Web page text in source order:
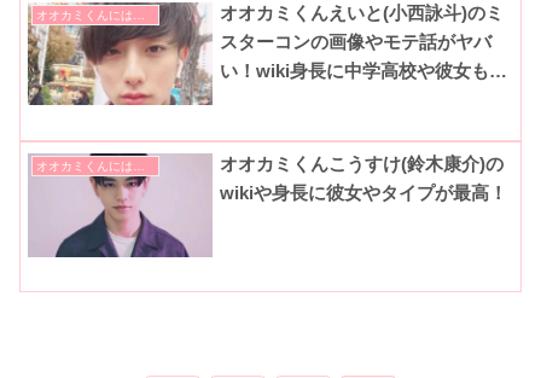
オオカミくんえいと(小西詠斗)のミ
スターコンの画像やモテ話がヤバ
い！wiki身長に中学高校や彼女も調
オオカミくんには騙されない
オオカミくんこうすけ(鈴木康介)の
wikiや身長に彼女やタイプが最高！